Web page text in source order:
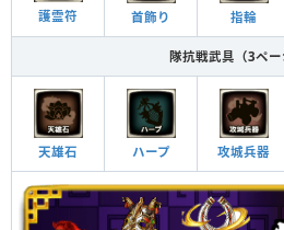
護霊符 首飾り 指輪
隊抗戦武具（3ペー
天雄石 ハープ 攻城兵器